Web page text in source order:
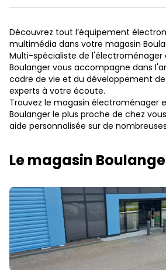
Découvrez tout l’équipement
multimédia dans votre magasin
Multi-spécialiste de
Boulanger vous accompagne dans
cadre de vie et du développement de
experts à votre écoute.
Trouvez le magasin électroménager
Boulanger le plus proche de chez
aide personnalisée sur de
Le magasin